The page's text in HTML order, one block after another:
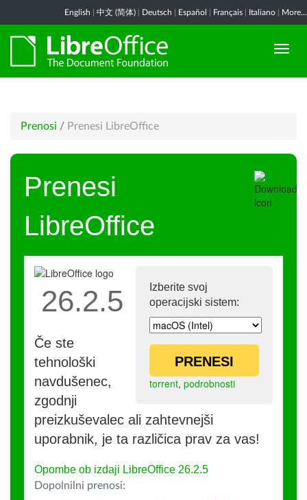
English 中文 (简体) Deutsch Español Français Italiano More...
Prenosi / Prenesi LibreOffice
Prenesi
LibreOffice
Izberite svoj
operacijski sistem:
PRENESI
torrent, podrobnosti
26.2.5
Če ste
tehnološki
navdušenec,
zgodnji
preizkuševalec ali zahtevnejši
uporabnik, je ta različica prav za vas!
Opombe ob izdaji LibreOffice 26.2.5
Dopolnilni prenosi: